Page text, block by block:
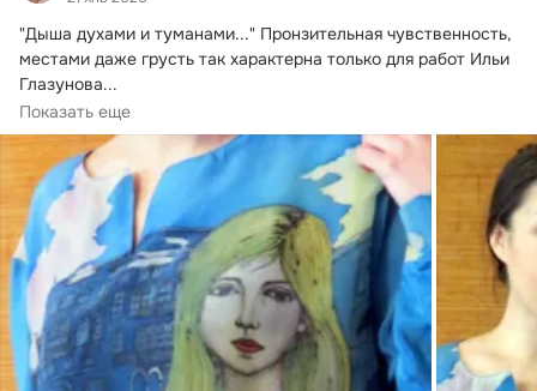
"Дыша духами и туманами..." Пронзительная чувственность,
местами даже грусть так характерна только для работ Ильи
Глазунова...
Очень...
Показать еще